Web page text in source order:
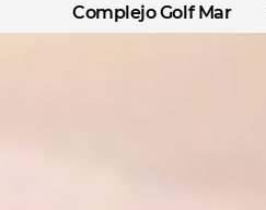
Complejo Golf Mar